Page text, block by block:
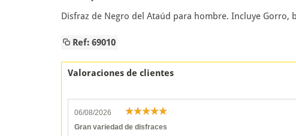
Disfraz de Negro del Ataúd para hombre. Incluye Gorro,
Ref: 69010
Valoraciones de clientes
06/08/2026
Gran variedad de disfraces